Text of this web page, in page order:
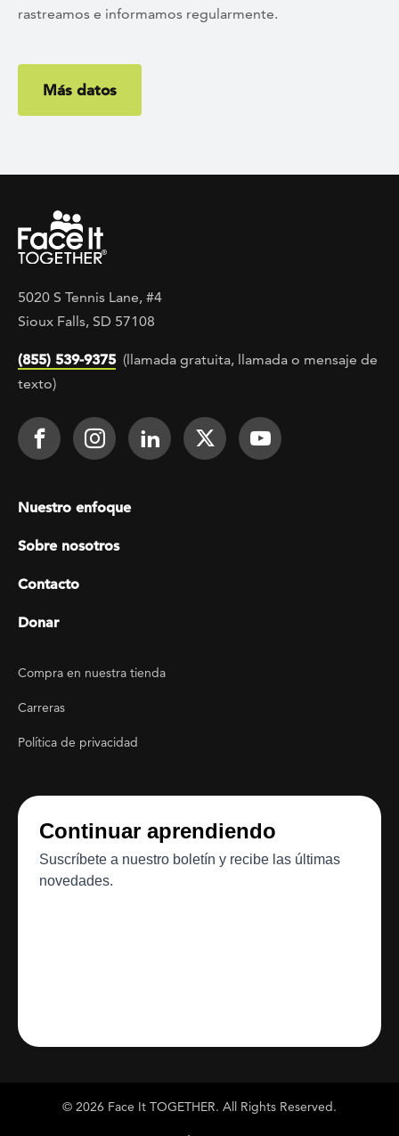
rastreamos e informamos regularmente.
Más datos
5020 S Tennis Lane, #4
Sioux Falls, SD 57108
(855) 539-9375 (llamada gratuita, llamada o mensaje de
texto)
Footer Social
Face It TOGETHER on Facebook
Face It TOGETHER on
Face It TOGETHER on
Face ItFace It
Footer menu
Nuestro enfoque
Sobre nosotros
Contacto
Donar
Footer Utility
Compra en nuestra tienda
Carreras
Política de privacidad
© 2026 Face It TOGETHER. All Rights Reserved.